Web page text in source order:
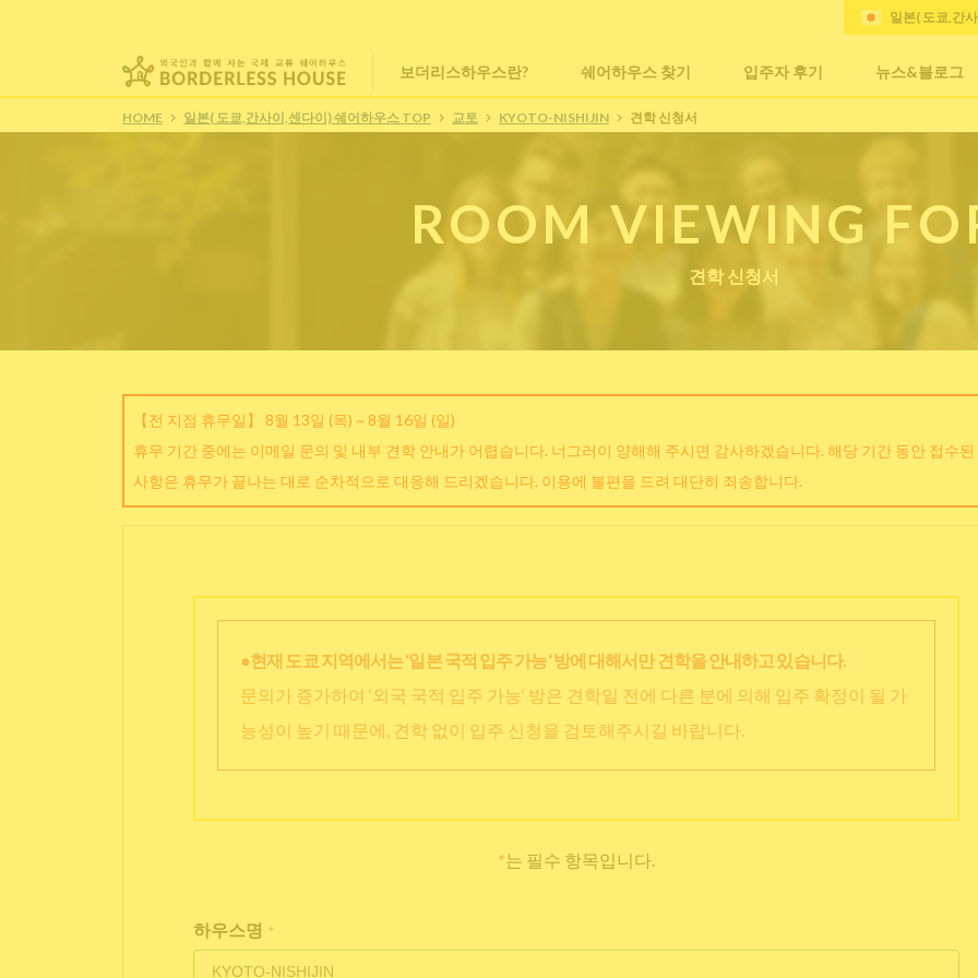
보더리스하우스란? 쉐어하우스 찾기 입주자 후기 뉴스&블로그
일본( 도쿄,간
HOME 일본( 도쿄,간사이,센다이) 쉐어하우스 TOP 교토 KYOTO-NISHIJIN 견학 신청서
ROOM VIEWING
견학 신청서
【전 지점 휴무일】 8월 13일 (목) ~ 8월 16일 (일)
휴무 기간 중에는 이메일 문의 및 내부 견학 안내가 어렵습니다. 너그러이 양해해 주시면 감사하겠습니다. 해당 기간 동안 접수
사항은 휴무가 끝나는 대로 순차적으로 대응해 드리겠습니다. 이용에 불편을 드려 대단히 죄송합니다.
●현재 도쿄 지역에서는 ‘일본 국적 입주 가능‘ 방에 대해서만 견학을 안내하고 있습니다.
문의가 증가하여 ‘외국 국적 입주 가능‘ 방은 견학일 전에 다른 분에 의해 입주 확정이 될 가
능성이 높기 때문에, 견학 없이 입주 신청을 검토해주시길 바랍니다.
*는 필수 항목입니다.
하우스명 *